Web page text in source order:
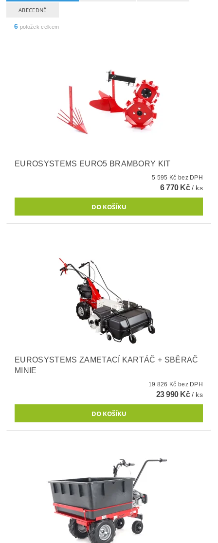
ABECEDNĚ
6 položek celkem
EUROSYSTEMS EURO5 BRAMBORY KIT
5 595 Kč bez DPH
6 770 Kč/ ks
EUROSYSTEMS ZAMETACÍ KARTÁČ + SBĚRAČ
MINIE
19 826 Kč bez DPH
23 990 Kč/ ks